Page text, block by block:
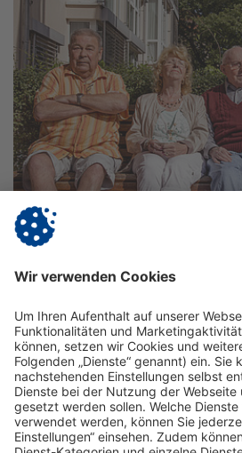
Vitanas Senioren Centrum & Tagespflege
Im Saaletal
zum Centrum